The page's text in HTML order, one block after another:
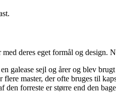
deres eget formål og design.
galease sejl og årer og blev
master, der ofte bruges til
den forreste er større end den